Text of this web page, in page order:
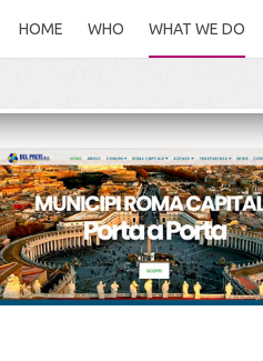
HOME WHO WHAT WE DO